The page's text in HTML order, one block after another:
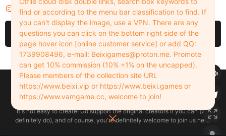
评论 1
请先登录
Copyleft © 2022-2026 beixi.vip - All Rights Freedom！
创作不易！有能力的同学可以去支持一下原创作者（我们绝对支持），当然
了，您加入这里我们也绝对欢迎！
It's not easy to create! Go support the original creators if you can (we
definitely do), and of course, you're definitely welcome to join us here!
find or according to the menu bar classification to find. If
you can't display the image, use a VPN. There are any
questions you can click on the bottom right side of the
page hover icon [online customer service] or add QQ:
1739908496, e-mail: Beixigames@proton.me. Promote
can get 10% commission (10% +1% on the uncapped).
Please members of the collection site URL
https://www.beixi.vip or https://www.beixi.games or
https://www.vamgame.cc, welcome to join!